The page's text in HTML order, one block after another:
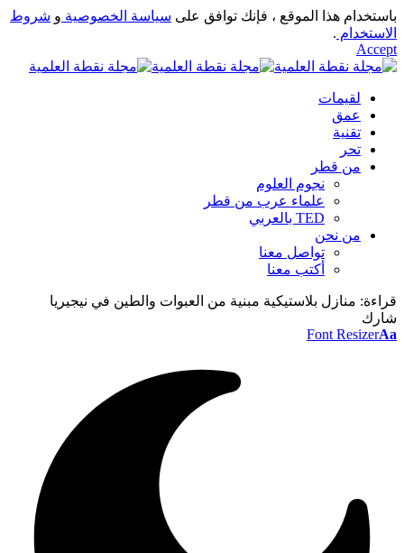
باستخدام هذا الموقع ، فإنك توافق على سياسة الخصوصية و شروط
الاستخدام .
Accept
لقيمات
عمق
تقنية
تحر
من قطر
نجوم العلوم
علماء عرب من قطر
TED بالعربي
من نحن
تواصل معنا
أكتب معنا
قراءة: منازل بلاستيكية مبنية من العبوات والطين في نيجيريا
شارك
Font ResizerAa